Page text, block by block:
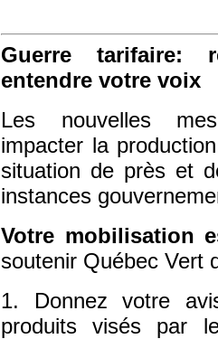
Guerre tarifaire:
entendre votre voix
Les nouvelles
impacter la
situation de près et
instances
Votre mobilisation
soutenir Québec Vert
1. Donnez votre
produits visés par